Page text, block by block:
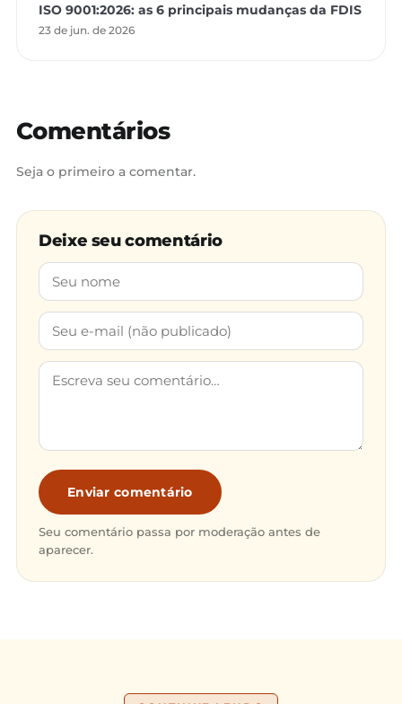
ISO 9001:2026: as 6 principais mudanças da FDIS
23 de jun. de 2026
Comentários
Seja o primeiro a comentar.
Deixe seu comentário
Enviar comentário
Seu comentário passa por moderação antes de
aparecer.